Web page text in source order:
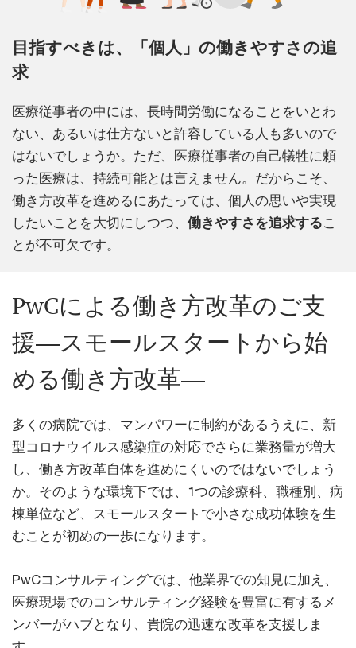
目指すべきは、「個人」の働きやすさの追
求
医療従事者の中には、長時間労働になることをいとわ
ない、あるいは仕方ないと許容している人も多いので
はないでしょうか。ただ、医療従事者の自己犠牲に頼
った医療は、持続可能とは言えません。だからこそ、
働き方改革を進めるにあたっては、個人の思いや実現
したいことを大切にしつつ、 働きやすさを追求するこ
とが不可欠です。
PwCによる働き方改革のご支
援―スモールスタートから始
める働き方改革―
多くの病院では、マンパワーに制約があるうえに、新
型コロナウイルス感染症の対応でさらに業務量が増大
し、働き方改革自体を進めにくいのではないでしょう
か。そのような環境下では、1つの診療科、職種別、病
棟単位など、スモールスタートで小さな成功体験を生
むことが初めの一歩になります。
PwCコンサルティングでは、他業界での知見に加え、
医療現場でのコンサルティング経験を豊富に有するメ
ンバーがハブとなり、貴院の迅速な改革を支援しま